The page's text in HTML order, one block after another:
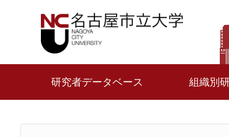
研究者データベース 組織別